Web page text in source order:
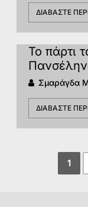
ΔΙΑΒΆΣΤΕ
Το πάρτι
Σμαράγδα
ΔΙΑΒΆΣΤΕ
1